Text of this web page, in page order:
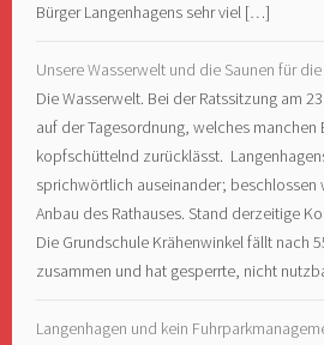
Bürger Langenhagens sehr viel […]
Unsere Wasserwelt und die Saunen für
Die Wasserwelt. Bei der Ratssitzung am
auf der Tagesordnung, welches manchen
kopfschüttelnd zurücklässt.
sprichwörtlich auseinander; beschlossen
Anbau des Rathauses. Stand derzeitige
Die Grundschule Krähenwinkel fällt nach
zusammen und hat gesperrte, nicht
Langenhagen und kein